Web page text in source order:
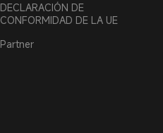
DECLARACIÓN DE
CONFORMIDAD DE LA UE
Partner